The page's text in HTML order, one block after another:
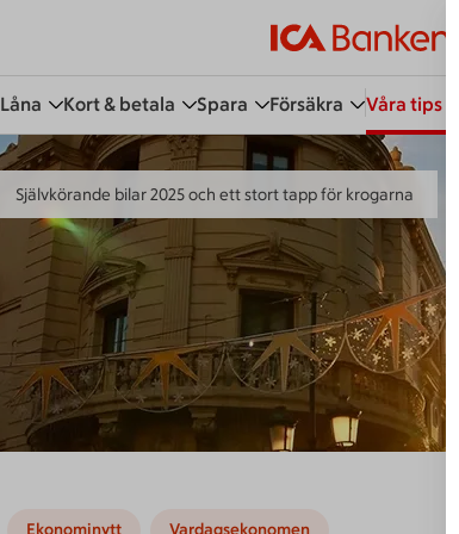
Låna Kort & betala Spara Försäkra Våra tips
Självkörande bilar 2025 och ett stort tapp för krogarna
Ekonominytt Vardagsekonomen